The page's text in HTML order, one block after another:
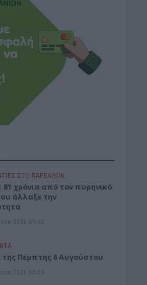
ΣΤΟ ΠΑΡΕΛΘΟΝ
81 χρόνια από τον πυρηνικό
άλλαξε την
2026 09:42
της Πέμπτης 6 Αυγούστου
2026 08:06